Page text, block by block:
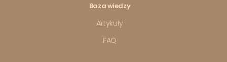
Baza wiedzy
Artykuły
FAQ